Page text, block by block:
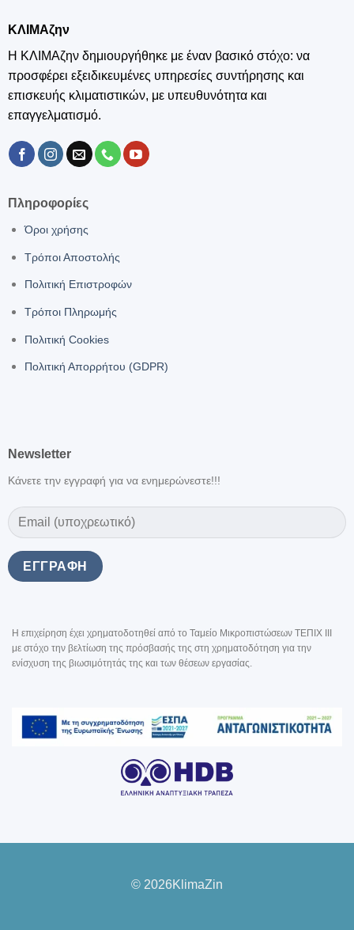
ΚΛΙΜΑζην
Η ΚΛΙΜΑζην δημιουργήθηκε με έναν βασικό στόχο: να
προσφέρει εξειδικευμένες υπηρεσίες συντήρησης και
επισκευής κλιματιστικών, με υπευθυνότητα και
επαγγελματισμό.
Πληροφορίες
Όροι χρήσης
Τρόποι Αποστολής
Πολιτική Επιστροφών
Τρόποι Πληρωμής
Πολιτική Cookies
Πολιτική Απορρήτου (GDPR)
Newsletter
Κάνετε την εγγραφή για να ενημερώνεστε!!!
Η επιχείρηση έχει χρηματοδοτηθεί από το Ταμείο Μικροπιστώσεων ΤΕΠΙΧ III
με στόχο την βελτίωση της πρόσβασής της στη χρηματοδότηση για την
ενίσχυση της βιωσιμότητάς της και των θέσεων εργασίας.
© 2026KlimaZin